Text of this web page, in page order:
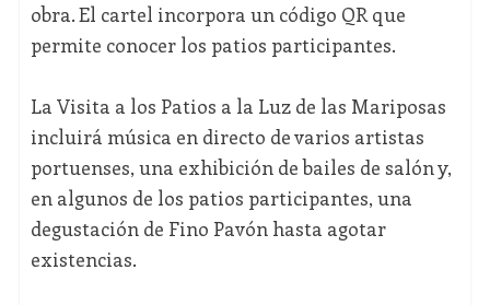
obra. El cartel incorpora un código QR que
permite conocer los patios participantes.
La Visita a los Patios a la Luz de las Mariposas
incluirá música en directo de varios artistas
portuenses, una exhibición de bailes de salón y,
en algunos de los patios participantes, una
degustación de Fino Pavón hasta agotar
existencias.